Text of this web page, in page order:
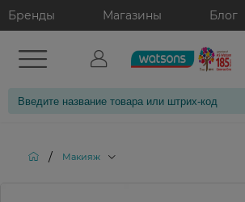
Бренды Магазины Блог
/ Макияж